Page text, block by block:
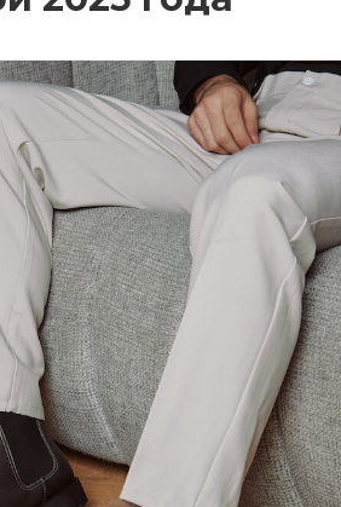
(чёрный,
тёмно-
синий.
центром
пуховик
палитре.
— натуральная
реже,
с
Также в
и текстурные
пряжки,
зимние хайкеры
с протекторной
хорошо
и средними